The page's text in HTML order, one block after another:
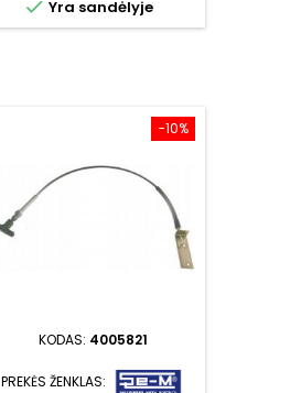
 Yra sandėlyje
−10%
KODAS: 4005821
PREKĖS ŽENKLAS: